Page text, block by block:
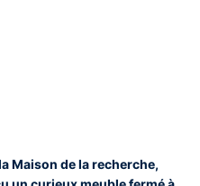
Maison de la recherche,